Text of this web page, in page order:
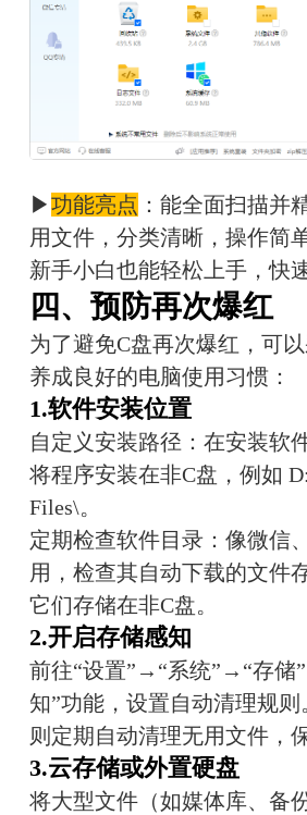
▶功能亮点 ：能全面扫描并
用文件，分类清晰，操作简
新手小白也能轻松上手，快
四、预防再次爆红
为了避免C盘再次爆红，可
养成良好的电脑使用习惯：
1.软件安装位置
自定义安装路径：在安装软
将程序安装在非C盘，例如
Files\。
定期检查软件目录：像微信
用，检查其自动下载的文件
它们存储在非C盘。
2.开启存储感知
前往“设置”→“系统”→“存储
知”功能，设置自动清理规
则定期自动清理无用文件，
3.云存储或外置硬盘
将大型文件（如媒体库、备